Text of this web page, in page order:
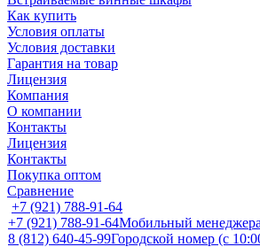
Как купить
Условия оплаты
Условия доставки
Гарантия на товар
Лицензия
Компания
О компании
Контакты
Лицензия
Контакты
Покупка оптом
Сравнение
+7 (921) 788-91-64
+7 (921) 788-91-64Мобильный
8 (812) 640-45-99Городской номер (с